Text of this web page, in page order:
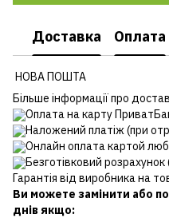
Доставка Оплата
НОВА ПОШТА
Більше інформації про
Оплата на карту
Наложений платіж (при
Онлайн оплата картой
Безготівковий
Гарантія від виробника на
Ви можете замінити або
днів якщо: